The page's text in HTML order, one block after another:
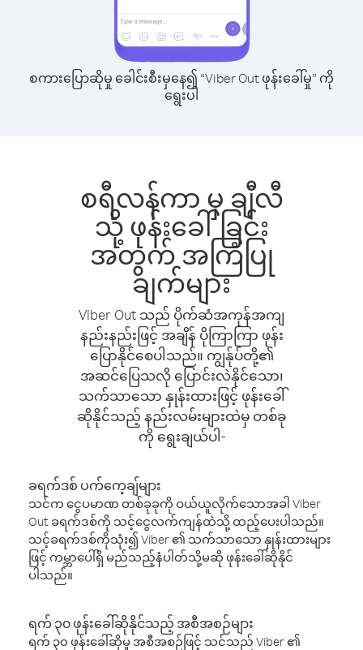
စကားပြောဆိုမှု ခေါင်းစီးမှနေ၍ “Viber Out ဖုန်းခေါ်မှု” ကို
ရွေးပါ
စရီလန်ကာ မှ ချီလီ
သို့ ဖုန်းခေါ်ခြင်း
အတွက် အကြံပြု
ချက်များ
Viber Out သည် ပိုက်ဆံအကုန်အကျ
နည်းနည်းဖြင့် အချိန် ပိုကြာကြာ ဖုန်း
ပြောနိုင်စေပါသည်။ ကျွန်ုပ်တို့၏
အဆင်ပြေသလို ပြောင်းလဲနိုင်သော၊
သက်သာသော နှုန်းထားဖြင့် ဖုန်းခေါ်
ဆိုနိုင်သည့် နည်းလမ်းများထဲမှ တစ်ခု
ကို ရွေးချယ်ပါ-
ခရက်ဒစ် ပက်ကေ့ချ်များ
သင်က ငွေပမာဏ တစ်ခုခုကို ဝယ်ယူလိုက်သောအခါ Viber
Out ခရက်ဒစ်ကို သင့်ငွေလက်ကျန်ထဲသို့ ထည့်ပေးပါသည်။
သင့်ခရက်ဒစ်ကိုသုံး၍ Viber ၏ သက်သာသော နှုန်းထားများ
ဖြင့် ကမ္ဘာပေါ်ရှိ မည်သည့်နံပါတ်သို့မဆို ဖုန်းခေါ်ဆိုနိုင်
ပါသည်။
ရက် ၃၀ ဖုန်းခေါ်ဆိုနိုင်သည့် အစီအစဉ်များ
ရက် ၃၀ ဖုန်းခေါ်ဆိုမှု အစီအစဉ်ဖြင့် သင်သည် Viber ၏